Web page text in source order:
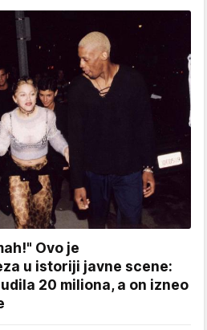
Ovo je
u istoriji javne scene:
20 miliona, a on izneo